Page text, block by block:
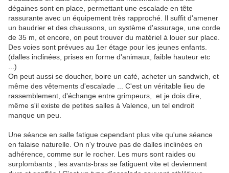
dégaines sont en place, permettant une escalade en tête
rassurante avec un équipement très rapproché. Il suffit d'amener
un baudrier et des chaussons, un système d'assurage, une corde
de 35 m, et encore, on peut trouver du matériel à louer sur place.
Des voies sont prévues au 1er étage pour les jeunes enfants.
(dalles inclinées, prises en forme d'animaux, faible hauteur etc
...)
On peut aussi se doucher, boire un café, acheter un sandwich, et
même des vêtements d'escalade ... C'est un véritable lieu de
rassemblement, d'échange entre grimpeurs, et je dois dire,
même s'il existe de petites salles à Valence, un tel endroit
manque un peu.
Une séance en salle fatigue cependant plus vite qu'une séance
en falaise naturelle. On n'y trouve pas de dalles inclinées en
adhérence, comme sur le rocher. Les murs sont raides ou
surplombants ; les avants-bras se fatiguent vite et deviennent